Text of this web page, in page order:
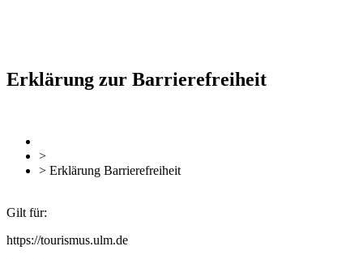
Erklärung zur Barrierefreiheit
>
> Erklärung Barrierefreiheit
Gilt für:
https://tourismus.ulm.de